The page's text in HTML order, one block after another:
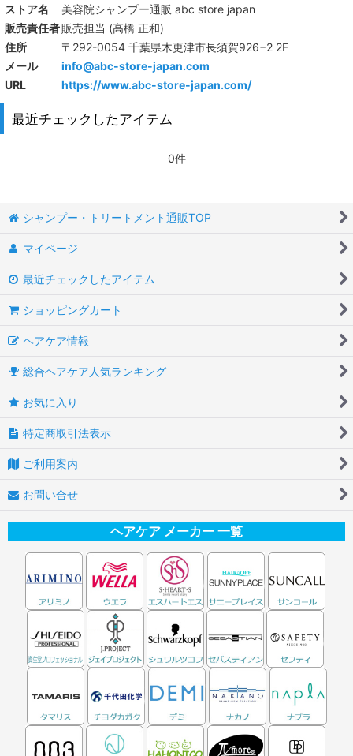
ストア名
美容院シャンプー通販 abc store japan
販売責任者販売担当 (高橋 正和)
住所
〒292-0054 千葉県木更津市長須賀926−2 2F
メール
info@abc-store-japan.com
URL
https://www.abc-store-japan.com/
最近チェックしたアイテム
0件
シャンプー・トリートメント通販TOP
マイページ
最近チェックしたアイテム
ショッピングカート
ヘアケア情報
総合ヘアケア人気ランキング
お気に入り
特定商取引法表示
ご利用案内
お問い合せ
ヘアケア メーカー 一覧